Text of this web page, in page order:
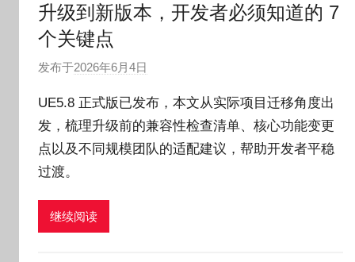
升级到新版本，开发者必须知道的 7
个关键点
发布于2026年6月4日
:
O
k
UE5.8 正式版已发布，本文从实际项目迁移角度出
发，梳理升级前的兼容性检查清单、核心功能变更
点以及不同规模团队的适配建议，帮助开发者平稳
过渡。
继续阅读